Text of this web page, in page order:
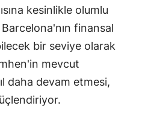
kesinlikle olumlu
finansal
bir seviye olarak
mevcut
daha devam etmesi,